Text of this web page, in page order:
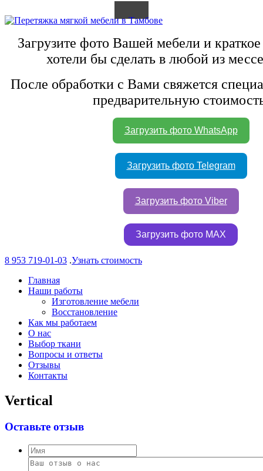
Загрузите фото Вашей мебели и
хотели бы сделать в любой из
После обработки с Вами свяжется
предварительную
Загрузить фото WhatsApp
Загрузить фото Telegram
Загрузить фото Viber
Загрузить фото MAX
8 953 719-01-03 .Узнать стоимость
Главная
Наши работы
Изготовление мебели
Восстановление
Как мы работаем
О нас
Выбор ткани
Вопросы и ответы
Отзывы
Контакты
Vertical
Оставьте отзыв